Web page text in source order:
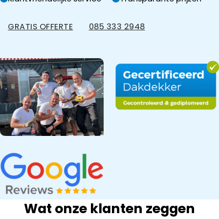
GRATIS OFFERTE 085 333 2948
Wat onze klanten zeggen